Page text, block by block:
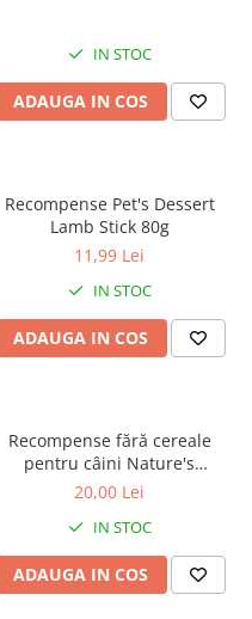
eliminarea petelor din jurul
IN STOC
ADAUGA IN COS
Recompense Pet's Dessert
Lamb Stick 80g
11,99 Lei
IN STOC
ADAUGA IN COS
Recompense fără cereale
pentru câini Nature's
Protection Superior Care
Care cu Somon, 110g
20,00 Lei
IN STOC
ADAUGA IN COS